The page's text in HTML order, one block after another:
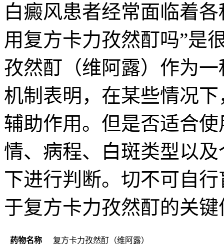
白癜风患者经常面临着
用复方卡力孜然酊吗”是
孜然酊（维阿露）作为
机制表明，在某些情况
辅助作用。但是否适合
情、病程、白斑类型以
下进行判断。切不可自
于复方卡力孜然酊的关键
药物名称 复方卡力孜然酊（维阿露）